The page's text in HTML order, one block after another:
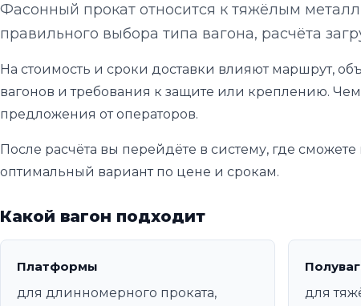
Фасонный прокат относится к тяжёлым
правильного выбора типа вагона, расчёта
На стоимость и сроки доставки влияют маршрут,
вагонов и требования к защите или креплению.
предложения от операторов.
После расчёта вы перейдёте в систему, где
оптимальный вариант по цене и срокам.
Какой вагон подходит
Платформы
для длинномерного проката,
для